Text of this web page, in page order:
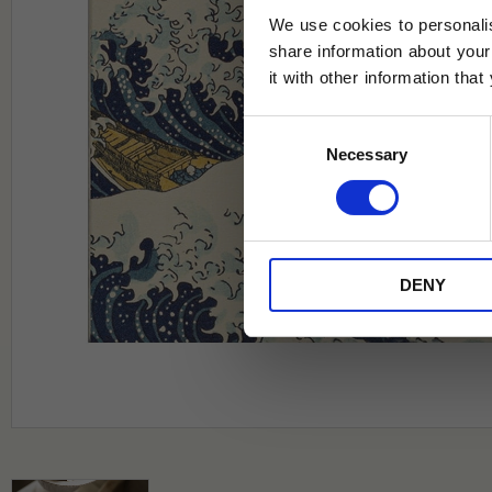
We use cookies to
share information about
it with other information that
Selection
Necessary
DENY
Jag samtycker till Tehuset Javas
* Rabatten gäller endast online på
på ordinarie priser och kan ej